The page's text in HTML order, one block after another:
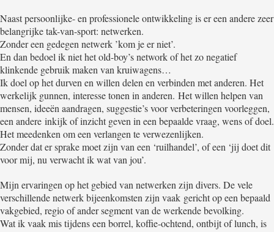
Naast persoonlijke- en professionele ontwikkeling is er een andere zeer
belangrijke tak-van-sport: netwerken.
Zonder een gedegen netwerk ’kom je er niet’.
En dan bedoel ik niet het old-boy’s network of het zo negatief
klinkende gebruik maken van kruiwagens…
Ik doel op het durven en willen delen en verbinden met anderen. Het
werkelijk gunnen, interesse tonen in anderen. Het willen helpen van
mensen, ideeën aandragen, suggestie’s voor verbeteringen voorleggen,
een andere inkijk of inzicht geven in een bepaalde vraag, wens of doel.
Het meedenken om een verlangen te verwezenlijken.
Zonder dat er sprake moet zijn van een ‘ruilhandel’, of een ‘jij doet dit
voor mij, nu verwacht ik wat van jou’.
Mijn ervaringen op het gebied van netwerken zijn divers. De vele
verschillende netwerk bijeenkomsten zijn vaak gericht op een bepaald
vakgebied, regio of ander segment van de werkende bevolking.
Wat ik vaak mis tijdens een borrel, koffie-ochtend, ontbijt of lunch, is